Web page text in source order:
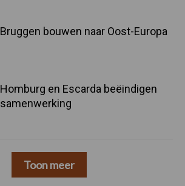
Bruggen bouwen naar Oost-Europa
Homburg en Escarda beëindigen
samenwerking
Toon meer